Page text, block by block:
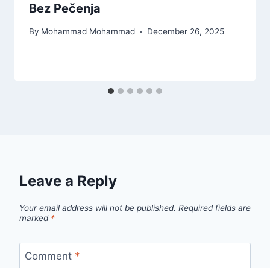
Bez Pečenja
By Mohammad Mohammad December 26, 2025
Leave a Reply
Your email address will not be published. Required fields are
marked *
Comment *